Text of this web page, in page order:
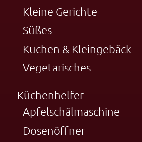
Kleine Gerichte
Süßes
Kuchen & Kleingebäck
Vegetarisches
Küchenhelfer
Apfelschälmaschine
Dosenöffner